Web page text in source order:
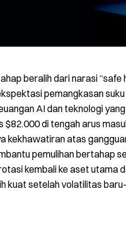
beralih dari narasi “safe
pemangkasan
AI dan teknologi
di tengah arus
kekhawatiran atas
pemulihan bertahap
kembali ke aset utama
kuat setelah volatilitas